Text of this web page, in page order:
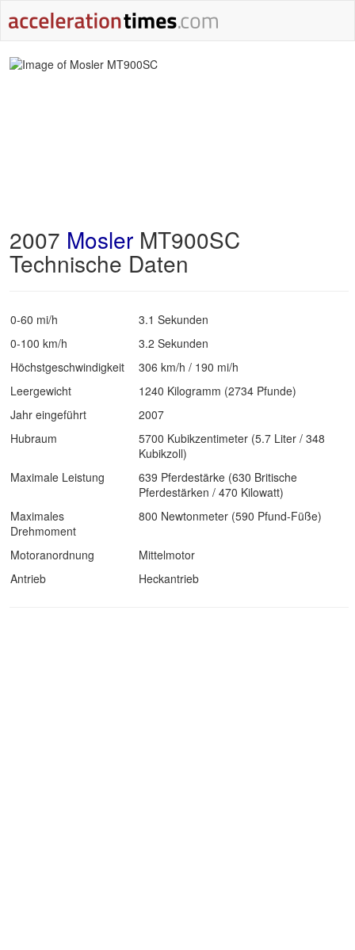
2007 Mosler MT900SC
Technische Daten
0-60 mi/h
3.1 Sekunden
0-100 km/h
3.2 Sekunden
Höchstgeschwindigkeit
306 km/h / 190 mi/h
Leergewicht
1240 Kilogramm (2734 Pfunde)
Jahr eingeführt
2007
Hubraum
5700 Kubikzentimeter (5.7 Liter / 348
Kubikzoll)
Maximale Leistung
639 Pferdestärke (630 Britische
Pferdestärken / 470 Kilowatt)
Maximales
Drehmoment
800 Newtonmeter (590 Pfund-Füße)
Motoranordnung
Mittelmotor
Antrieb
Heckantrieb